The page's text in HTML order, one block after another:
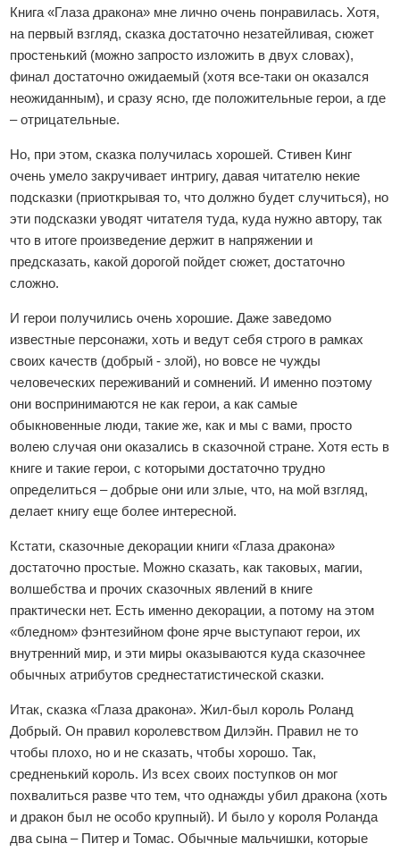
Книга «Глаза дракона» мне лично очень понравилась. Хотя,
на первый взгляд, сказка достаточно незатейливая, сюжет
простенький (можно запросто изложить в двух словах),
финал достаточно ожидаемый (хотя все-таки он оказался
неожиданным), и сразу ясно, где положительные герои, а где
– отрицательные.
Но, при этом, сказка получилась хорошей. Стивен Кинг
очень умело закручивает интригу, давая читателю некие
подсказки (приоткрывая то, что должно будет случиться), но
эти подсказки уводят читателя туда, куда нужно автору, так
что в итоге произведение держит в напряжении и
предсказать, какой дорогой пойдет сюжет, достаточно
сложно.
И герои получились очень хорошие. Даже заведомо
известные персонажи, хоть и ведут себя строго в рамках
своих качеств (добрый - злой), но вовсе не чужды
человеческих переживаний и сомнений. И именно поэтому
они воспринимаются не как герои, а как самые
обыкновенные люди, такие же, как и мы с вами, просто
волею случая они оказались в сказочной стране. Хотя есть в
книге и такие герои, с которыми достаточно трудно
определиться – добрые они или злые, что, на мой взгляд,
делает книгу еще более интересной.
Кстати, сказочные декорации книги «Глаза дракона»
достаточно простые. Можно сказать, как таковых, магии,
волшебства и прочих сказочных явлений в книге
практически нет. Есть именно декорации, а потому на этом
«бледном» фэнтезийном фоне ярче выступают герои, их
внутренний мир, и эти миры оказываются куда сказочнее
обычных атрибутов среднестатистической сказки.
Итак, сказка «Глаза дракона». Жил-был король Роланд
Добрый. Он правил королевством Дилэйн. Правил не то
чтобы плохо, но и не сказать, чтобы хорошо. Так,
средненький король. Из всех своих поступков он мог
похвалиться разве что тем, что однажды убил дракона (хоть
и дракон был не особо крупный). И было у короля Роланда
два сына – Питер и Томас. Обычные мальчишки, которые